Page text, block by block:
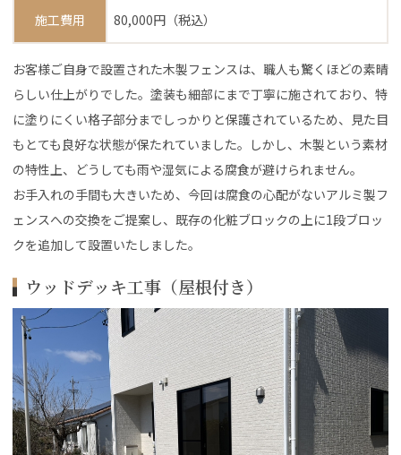
施工費用 80,000円（税込）
お客様ご自身で設置された木製フェンスは、職人も驚くほどの素晴
らしい仕上がりでした。塗装も細部にまで丁寧に施されており、特
に塗りにくい格子部分までしっかりと保護されているため、見た目
もとても良好な状態が保たれていました。しかし、木製という素材
の特性上、どうしても雨や湿気による腐食が避けられません。
お手入れの手間も大きいため、今回は腐食の心配がないアルミ製フ
ェンスへの交換をご提案し、既存の化粧ブロックの上に1段ブロッ
クを追加して設置いたしました。
ウッドデッキ工事（屋根付き）